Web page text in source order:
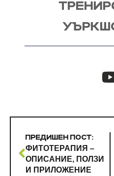
ПРЕДИШЕН ПОСТ:
ФИТОТЕРАПИЯ –
ОПИСАНИЕ, ПОЛЗИ
И ПРИЛОЖЕНИЕ